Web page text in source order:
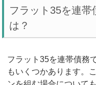
フラット35を連帯
は？
フラット35を連帯債務
もいくつかあります。